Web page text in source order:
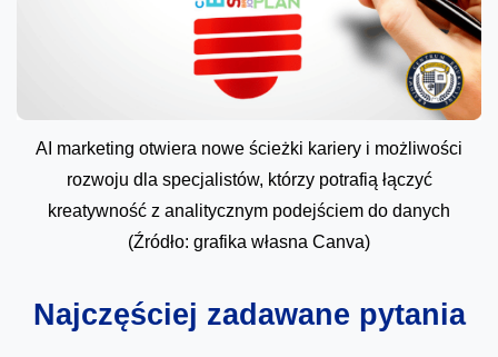
AI marketing otwiera nowe ścieżki kariery i możliwości
rozwoju dla specjalistów, którzy potrafią łączyć
kreatywność z analitycznym podejściem do danych
(Źródło: grafika własna Canva)
Najczęściej zadawane pytania